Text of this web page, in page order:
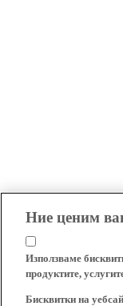
Ние ценим
Използваме
продуктите,
Бисквитки на